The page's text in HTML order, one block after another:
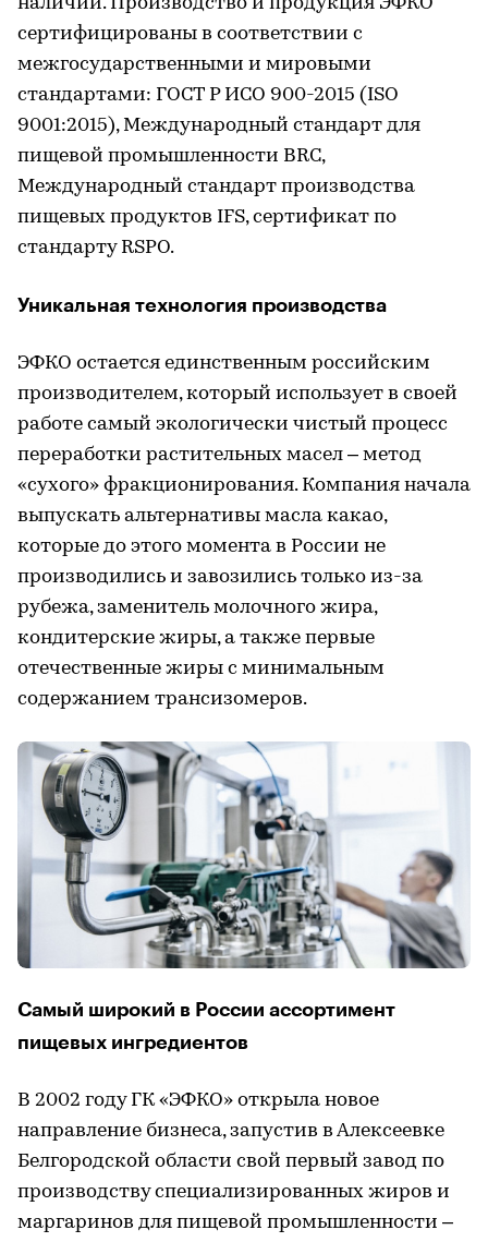
сертифицированы в соответствии с
межгосударственными и мировыми
стандартами: ГОСТ Р ИСО 900-2015 (ISO
9001:2015), Международный стандарт для
пищевой промышленности BRC,
Международный стандарт производства
пищевых продуктов IFS, сертификат по
стандарту RSPO.
Уникальная технология производства
ЭФКО остается единственным российским
производителем, который использует в своей
работе самый экологически чистый процесс
переработки растительных масел – метод
«сухого» фракционирования. Компания начала
выпускать альтернативы масла какао,
которые до этого момента в России не
производились и завозились только из-за
рубежа, заменитель молочного жира,
кондитерские жиры, а также первые
отечественные жиры с минимальным
содержанием трансизомеров.
Самый широкий в России ассортимент
пищевых ингредиентов
В 2002 году ГК «ЭФКО» открыла новое
направление бизнеса, запустив в Алексеевке
Белгородской области свой первый завод по
производству специализированных жиров и
маргаринов для пищевой промышленности –